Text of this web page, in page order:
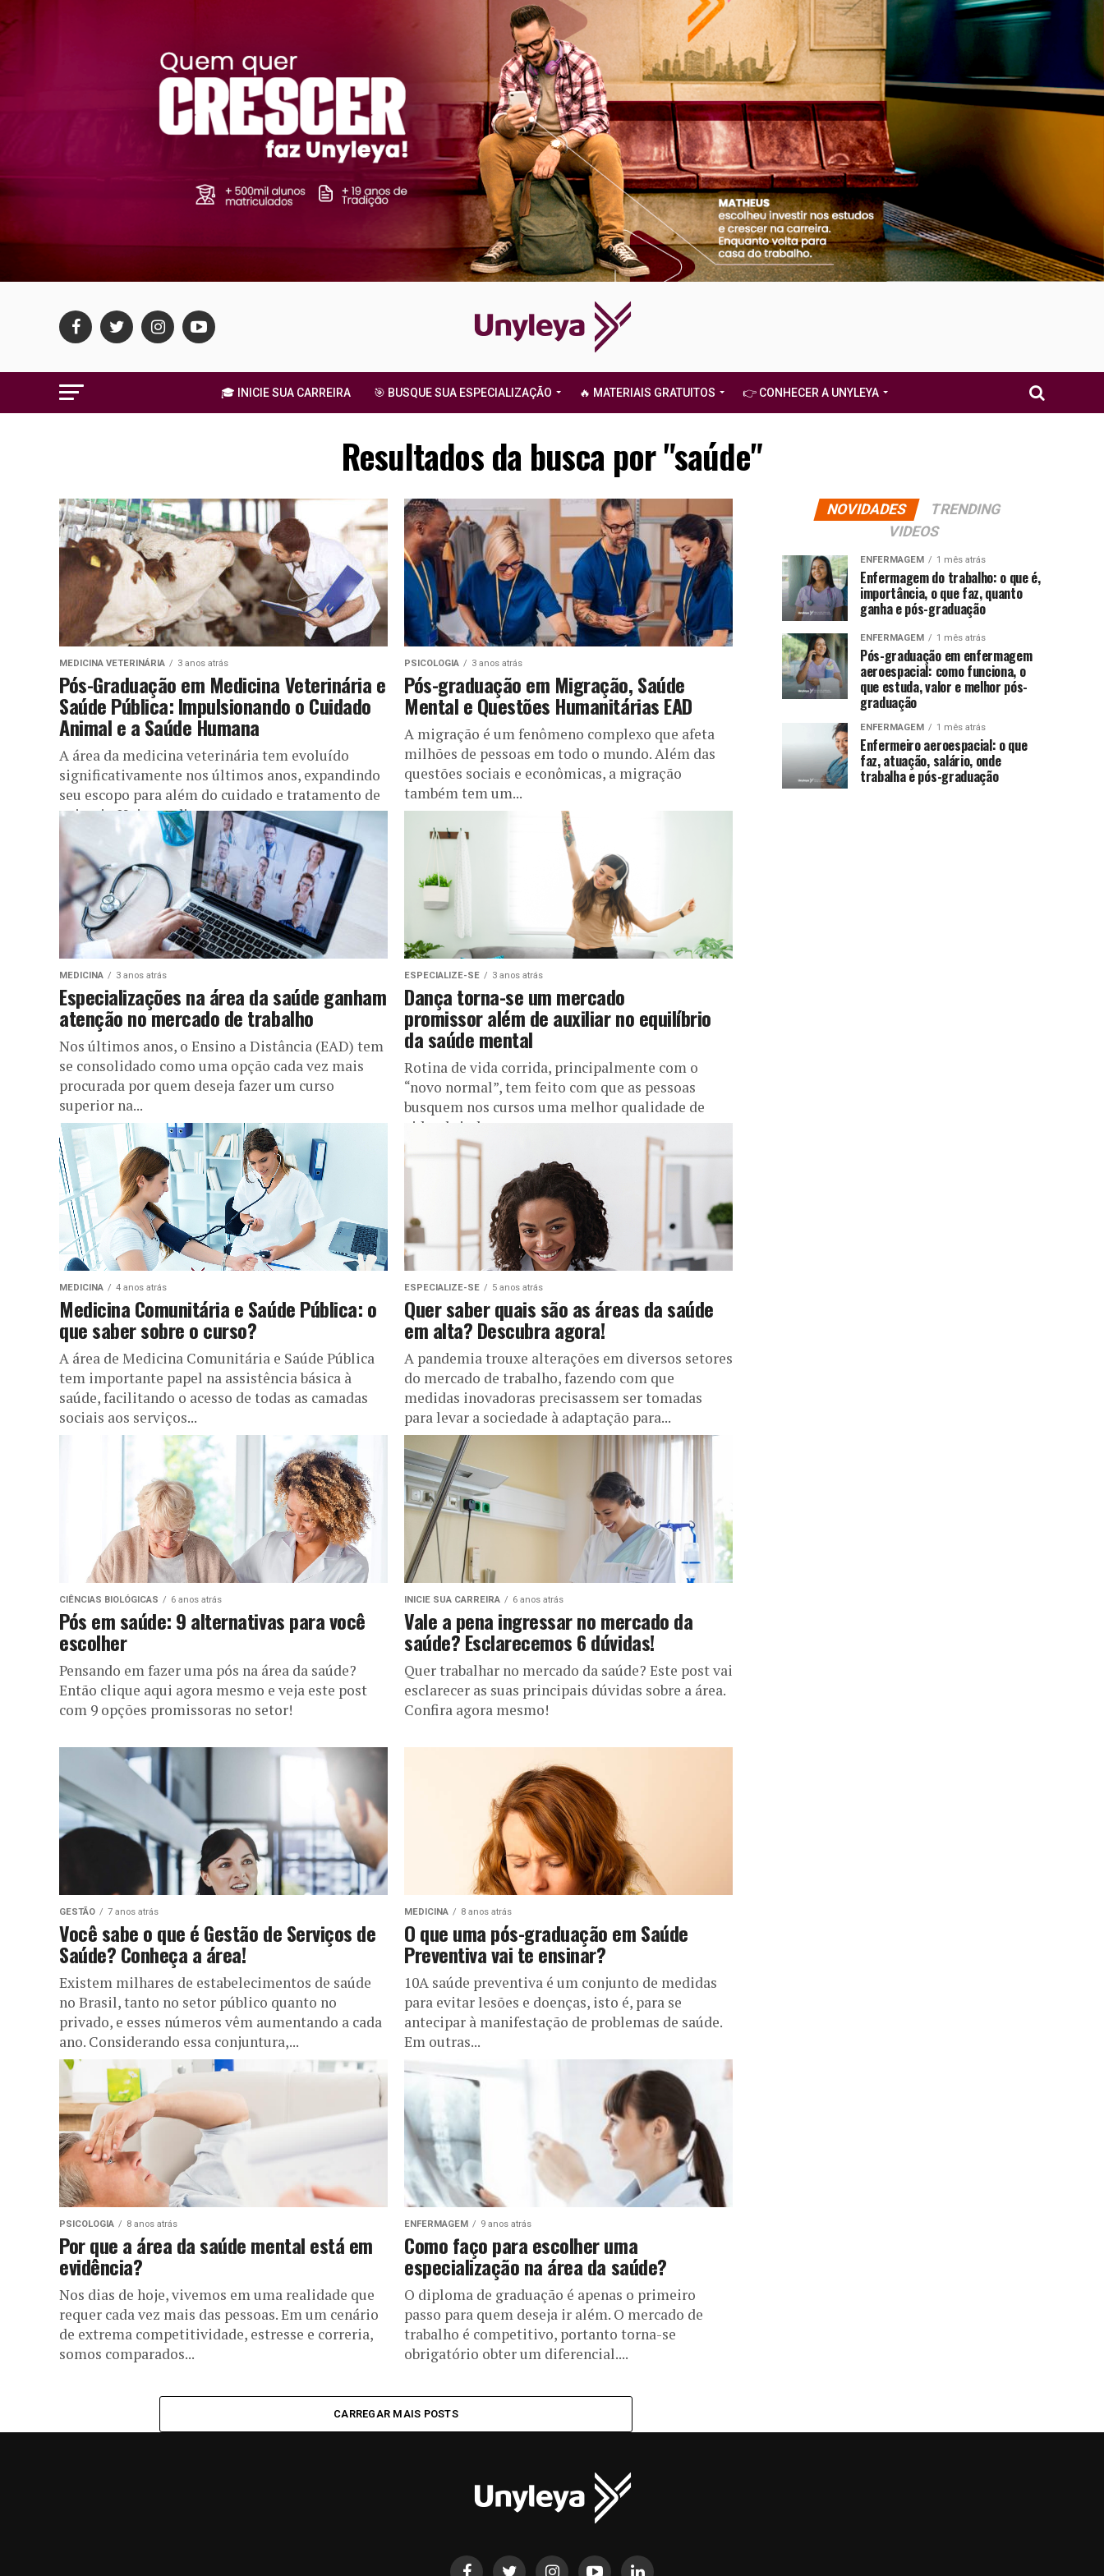
🎓 INICIE SUA CARREIRA 🎯 BUSQUE SUA ESPECIALIZAÇÃO 🔥 MATERIAIS GRATUITOS 👉 CONHECER A UNYLEYA
Resultados da busca por "saúde"
MEDICINA VETERINÁRIA 3 anos atrás
Pós-Graduação em Medicina Veterinária e
Saúde Pública: Impulsionando o Cuidado
Animal e a Saúde Humana
A área da medicina veterinária tem evoluído
significativamente nos últimos anos, expandindo
seu escopo para além do cuidado e tratamento de
animais. Hoje em dia, a...
PSICOLOGIA 3 anos atrás
Pós-graduação em Migração, Saúde
Mental e Questões Humanitárias EAD
A migração é um fenômeno complexo que afeta
milhões de pessoas em todo o mundo. Além das
questões sociais e econômicas, a migração
também tem um...
MEDICINA 3 anos atrás
Especializações na área da saúde ganham
atenção no mercado de trabalho
Nos últimos anos, o Ensino a Distância (EAD) tem
se consolidado como uma opção cada vez mais
procurada por quem deseja fazer um curso
superior na...
ESPECIALIZE-SE 3 anos atrás
Dança torna-se um mercado
promissor além de auxiliar no equilíbrio
da saúde mental
Rotina de vida corrida, principalmente com o
“novo normal”, tem feito com que as pessoas
busquem nos cursos uma melhor qualidade de
vida, abrindo espaço para...
MEDICINA 4 anos atrás
Medicina Comunitária e Saúde Pública: o
que saber sobre o curso?
A área de Medicina Comunitária e Saúde Pública
tem importante papel na assistência básica à
saúde, facilitando o acesso de todas as camadas
sociais aos serviços...
ESPECIALIZE-SE 5 anos atrás
Quer saber quais são as áreas da saúde
em alta? Descubra agora!
A pandemia trouxe alterações em diversos setores
do mercado de trabalho, fazendo com que
medidas inovadoras precisassem ser tomadas
para levar a sociedade à adaptação para...
CIÊNCIAS BIOLÓGICAS 6 anos atrás
Pós em saúde: 9 alternativas para você
escolher
Pensando em fazer uma pós na área da saúde?
Então clique aqui agora mesmo e veja este post
com 9 opções promissoras no setor!
INICIE SUA CARREIRA 6 anos atrás
Vale a pena ingressar no mercado da
saúde? Esclarecemos 6 dúvidas!
Quer trabalhar no mercado da saúde? Este post vai
esclarecer as suas principais dúvidas sobre a área.
Confira agora mesmo!
GESTÃO 7 anos atrás
Você sabe o que é Gestão de Serviços de
Saúde? Conheça a área!
Existem milhares de estabelecimentos de saúde
no Brasil, tanto no setor público quanto no
privado, e esses números vêm aumentando a cada
ano. Considerando essa conjuntura,...
MEDICINA 8 anos atrás
O que uma pós-graduação em Saúde
Preventiva vai te ensinar?
10A saúde preventiva é um conjunto de medidas
para evitar lesões e doenças, isto é, para se
antecipar à manifestação de problemas de saúde.
Em outras...
PSICOLOGIA 8 anos atrás
Por que a área da saúde mental está em
evidência?
Nos dias de hoje, vivemos em uma realidade que
requer cada vez mais das pessoas. Em um cenário
de extrema competitividade, estresse e correria,
somos comparados...
ENFERMAGEM 9 anos atrás
Como faço para escolher uma
especialização na área da saúde?
O diploma de graduação é apenas o primeiro
passo para quem deseja ir além. O mercado de
trabalho é competitivo, portanto torna-se
obrigatório obter um diferencial....
CARREGAR MAIS POSTS
NOVIDADES
TRENDING
VIDEOS
ENFERMAGEM 1 mês atrás
Enfermagem do trabalho: o que é,
importância, o que faz, quanto
ganha e pós-graduação
ENFERMAGEM 1 mês atrás
Pós-graduação em enfermagem
aeroespacial: como funciona, o
que estuda, valor e melhor pós-
graduação
ENFERMAGEM 1 mês atrás
Enfermeiro aeroespacial: o que
faz, atuação, salário, onde
trabalha e pós-graduação